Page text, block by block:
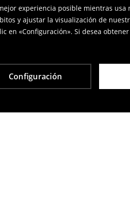
experiencia posible mientras
y ajustar la visualización de
«Configuración». Si desea
Configuración